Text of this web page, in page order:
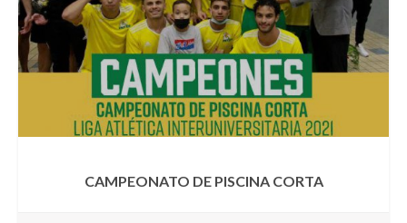
CAMPEONATO DE PISCINA CORTA